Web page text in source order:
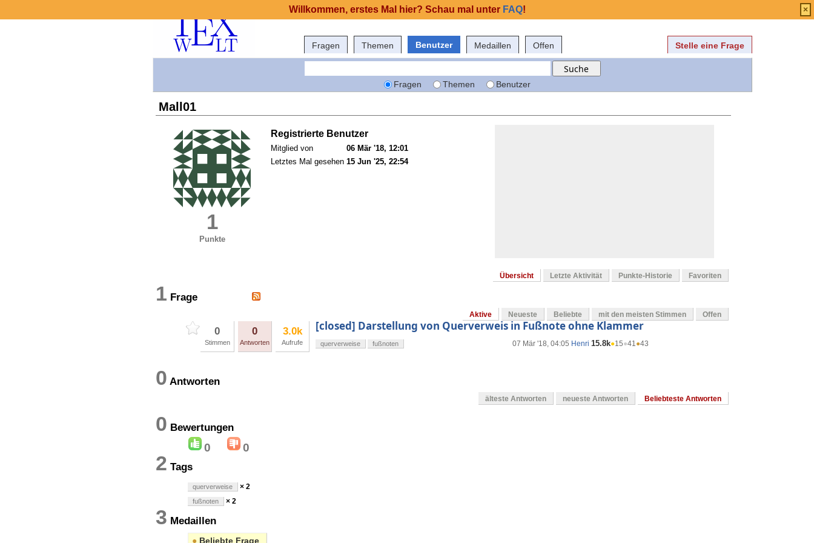
Fragen Themen Benutzer Medaillen Offen Stelle eine Frage
Fragen Themen Benutzer
Mall01
1
Punkte
Registrierte Benutzer
Mitglied von
06 Mär '18, 12:01
Letztes Mal gesehen 15 Jun '25, 22:54
Übersicht Letzte Aktivität Punkte-Historie Favoriten
1 Frage
Aktive Neueste Beliebte mit den meisten Stimmen Offen
0
Stimmen
0
Antworten
3.0k
Aufrufe
[closed] Darstellung von Querverweis in Fußnote ohne Klammer
07 Mär '18, 04:05 Henri 15.8k●15●41●43
querverweise fußnoten
0 Antworten
älteste Antworten neueste Antworten Beliebteste Antworten
0 Bewertungen
0 0
2 Tags
querverweise × 2
fußnoten × 2
3 Medaillen
● Beliebte Frage
Willkommen, erstes Mal hier? Schau mal unter FAQ! ×